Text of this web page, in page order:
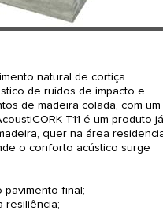
natural de cortiça
de ruídos de impacto e
de madeira colada, com um
T11 é um produto já
quer na área
o conforto acústico surge
pavimento final;
resiliência;